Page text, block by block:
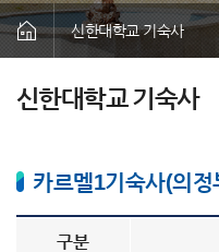
신한대학교 기숙사
신한대학교 기숙사
카르멜1기숙사(의
구분